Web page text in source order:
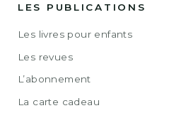
LES PUBLICATIONS
Les livres pour enfants
Les revues
L’abonnement
La carte cadeau